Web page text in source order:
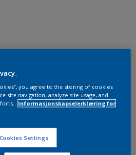
you agree to the storing of cookies
site navigation, analyze site usage, and
Informasjonskapselerklæring for
Cookies Settings